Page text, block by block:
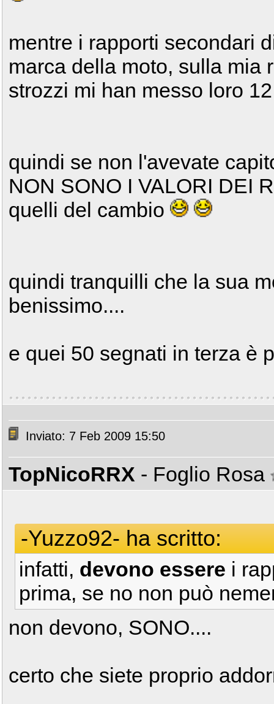
mentre i rapporti secondari
marca della moto, sulla mia
strozzi mi han messo loro
quindi se non l'avevate
NON SONO I VALORI DEI
quelli del cambio
quindi tranquilli che la sua
benissimo....
e quei 50 segnati in terza è
Inviato: 7 Feb 2009 15:50
TopNicoRRX - Foglio Rosa
-Yuzzo92- ha scritto:
infatti, devono essere i
prima, se no non può
non devono, SONO....
certo che siete proprio